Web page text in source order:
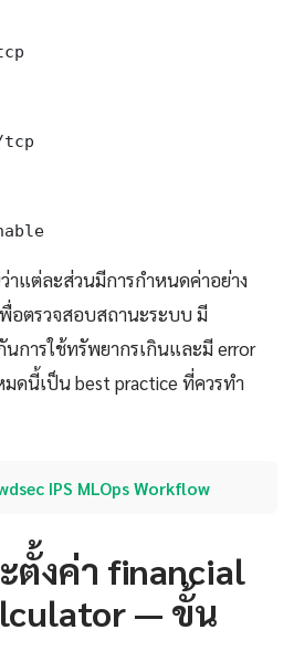
tcp
าแต่ละส่วนมีการกำหนดค่าอย่าง
อตรวจสอบสถานะระบบ มี
นการใช้ทรัพยากรเกินและมี error
ดนี้เป็น best practice ที่ควรทำ
IPS MLOps Workflow
ตั้งค่า financial
— ขั้น